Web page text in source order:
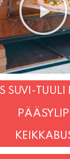
SUVI-TUULI